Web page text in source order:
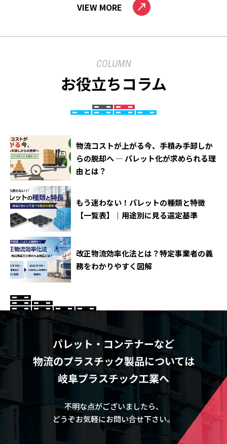
VIEW MORE
COLUMN
お役立ちコラム
物流コストが上がる今、手積み手卸しか
らの脱却へ ― パレット化が求められる理
由とは？
もう迷わない！パレットの種類と特徴
【一覧表】｜用途別に見る選定基準
改正物流効率化法とは？特定事業者の義
務をわかりやすく図解
パレット・コンテナーなど
物流のプラスチック製品については
岐阜プラスチック工業へ
不明な点がございましたら、
どうぞお気軽にお問い合せ下さい。